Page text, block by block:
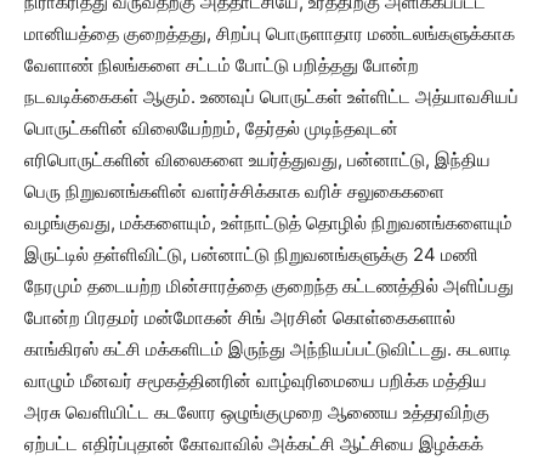
மானியத்தை குறைத்தது, சிறப்பு பொருளாதார மண்டலங்களுக்காக
வேளாண் நிலங்களை சட்டம் போட்டு பறித்தது போன்ற
நடவடிக்கைகள் ஆகும். உணவுப் பொருட்கள் உள்ளிட்ட அத்யாவசியப்
பொருட்களின் விலையேற்றம், தேர்தல் முடிந்தவுடன்
எரிபொருட்களின் விலைகளை உயர்த்துவது, பன்னாட்டு, இந்திய
பெரு நிறுவனங்களின் வளர்ச்சிக்காக வரிச் சலுகைகளை
வழங்குவது, மக்களையும், உள்நாட்டுத் தொழில் நிறுவனங்களையும்
இருட்டில் தள்ளிவிட்டு, பன்னாட்டு நிறுவனங்களுக்கு 24 மணி
நேரமும் தடையற்ற மின்சாரத்தை குறைந்த கட்டணத்தில் அளிப்பது
போன்ற பிரதமர் மன்மோகன் சிங் அரசின் கொள்கைகளால்
காங்கிரஸ் கட்சி மக்களிடம் இருந்து அந்நியப்பட்டுவிட்டது. கடலாடி
வாழும் மீனவர் சமூகத்தினரின் வாழ்வுரிமையை பறிக்க மத்திய
அரசு வெளியிட்ட கடலோர ஒழுங்குமுறை ஆணைய உத்தரவிற்கு
ஏற்பட்ட எதிர்ப்புதான் கோவாவில் அக்கட்சி ஆட்சியை இழக்கக்